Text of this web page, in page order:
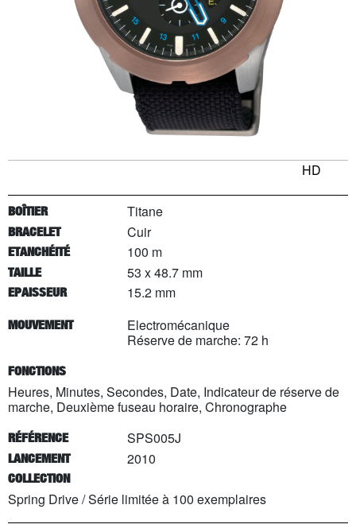
HD
BOÎTIER Titane
BRACELET Cuir
ETANCHÉITÉ 100 m
TAILLE 53 x 48.7 mm
EPAISSEUR 15.2 mm
MOUVEMENT
Electromécanique
Réserve de marche: 72 h
FONCTIONS
Heures, Minutes, Secondes, Date, Indicateur de réserve de
marche, Deuxième fuseau horaire, Chronographe
RÉFÉRENCE SPS005J
LANCEMENT 2010
COLLECTION
Spring Drive/Série limitée à 100 exemplaires